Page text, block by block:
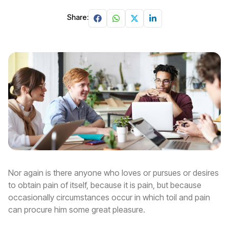
Share:
Nor again is there anyone who loves or pursues or desires
to obtain pain of itself, because it is pain, but because
occasionally circumstances occur in which toil and pain
can procure him some great pleasure.